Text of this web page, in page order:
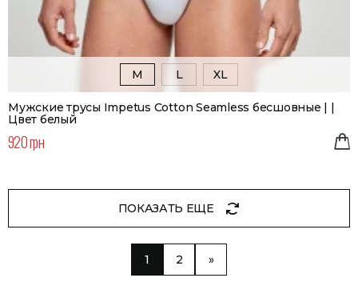
M L XL
Мужские трусы Impetus Cotton Seamless бесшовные | |
Цвет белый
920 грн
ПОКАЗАТЬ ЕЩЕ
1 2 »